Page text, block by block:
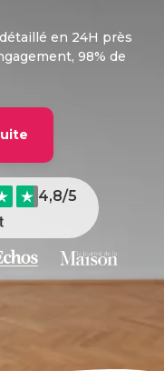
en 24H près
98% de
4,8/5
devis
en ligne ?
pour vos